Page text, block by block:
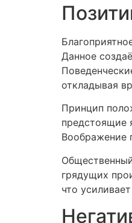
Данное
откладывая
Принцип
предстоящие
Воображение
грядущих
что